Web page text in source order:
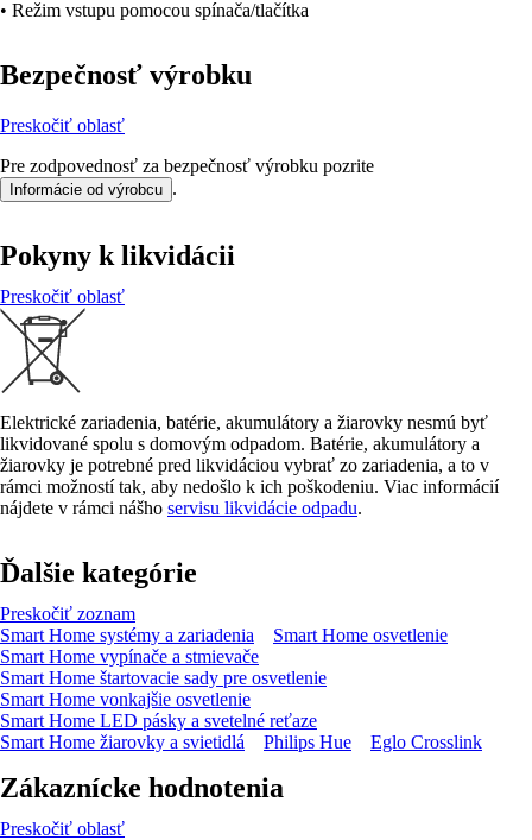
• Režim vstupu pomocou spínača/tlačítka
Bezpečnosť výrobku
Preskočiť oblasť
Pre zodpovednosť za bezpečnosť výrobku pozrite
Informácie od výrobcu .
Pokyny k likvidácii
Preskočiť oblasť
Elektrické zariadenia, batérie, akumulátory a žiarovky nesmú byť
likvidované spolu s domovým odpadom. Batérie, akumulátory a
žiarovky je potrebné pred likvidáciou vybrať zo zariadenia, a to v
rámci možností tak, aby nedošlo k ich poškodeniu. Viac informácií
nájdete v rámci nášho servisu likvidácie odpadu.
Ďalšie kategórie
Preskočiť zoznam
Smart Home systémy a zariadenia
Smart Home osvetlenie
Smart Home vypínače a stmievače
Smart Home štartovacie sady pre osvetlenie
Smart Home vonkajšie osvetlenie
Smart Home LED pásky a svetelné reťaze
Smart Home žiarovky a svietidlá
Philips Hue Eglo Crosslink
Zákaznícke hodnotenia
Preskočiť oblasť